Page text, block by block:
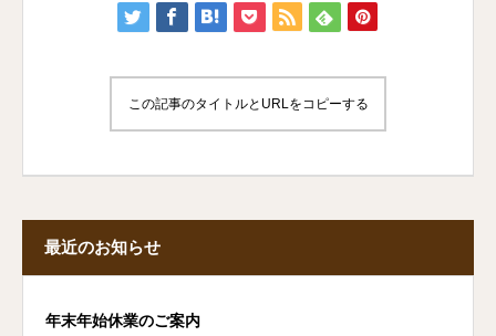
この記事のタイトルとURLをコピーする
最近のお知らせ
年末年始休業のご案内